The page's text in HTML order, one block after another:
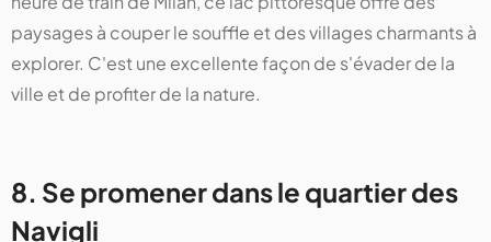
paysages à couper le souffle et des villages charmants à
explorer. C'est une excellente façon de s'évader de la
ville et de profiter de la nature​​​​.
8. Se promener dans le quartier des
Navigli